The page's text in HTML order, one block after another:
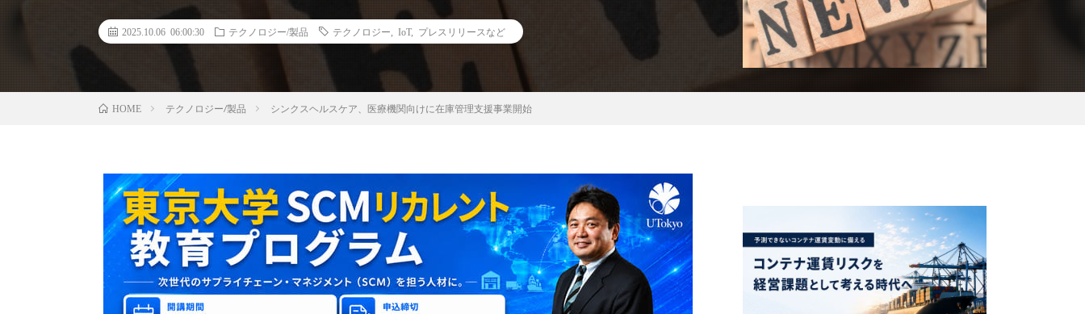
2025.10.06 06:00:30 テクノロジー/製品 テクノロジー IoT, プレスリリースなど
HOME テクノロジー/製品 シンクスヘルスケア、医療機関向けに在庫管理支援事業開始